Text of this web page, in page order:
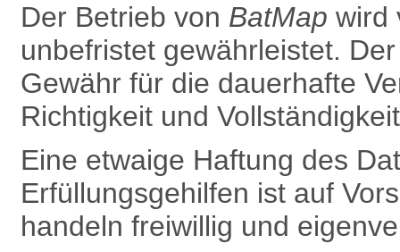
Der Betrieb von BatMap wird
unbefristet gewährleistet.
Gewähr für die dauerhafte
Richtigkeit und
Eine etwaige Haftung des
Erfüllungsgehilfen ist auf
handeln freiwillig und